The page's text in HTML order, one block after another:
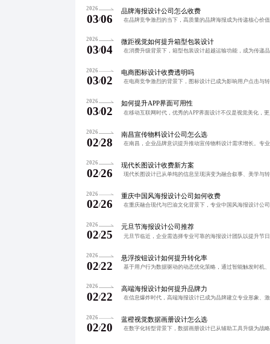
2026
03/06
品牌海报设计公司怎么收费
2026
03/04
微距视觉如何提升箱型包装设计
2026
03/02
电商图标设计收费透明吗
2026
03/02
如何提升APP界面可用性
2026
02/28
南昌宣传物料设计公司怎么选
2026
02/26
现代长图设计收费新方案
2026
02/26
重庆中国风海报设计公司如何收费
2026
02/25
元旦节海报设计公司推荐
2026
02/22
悬浮按钮设计如何提升转化率
2026
02/22
高端海报设计如何提升品牌力
2026
02/20
蓝橙视觉数据画册设计怎么选